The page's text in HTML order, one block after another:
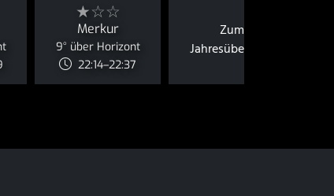
★☆☆
Merkur
9° über Horizont
22:14–22:37
Zum
Jahresüberblick